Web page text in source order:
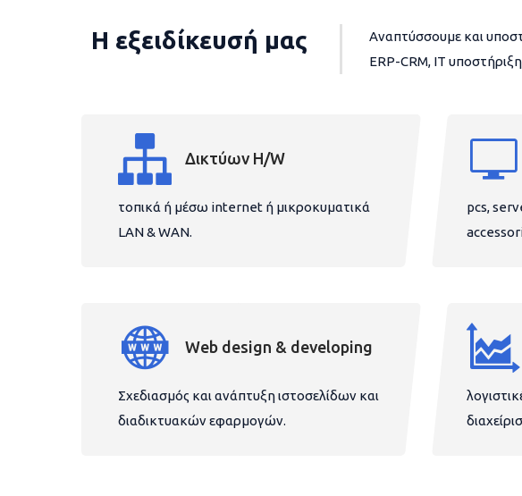
Η εξειδίκευσή μας
Αναπτύσσουμε και
ERP-CRM, IT
Δικτύων H/W
τοπικά ή μέσω internet ή μικροκυματικά
LAN & WAN.
pcs,
Web design & developing
Σχεδιασμός και ανάπτυξη ιστοσελίδων και
διαδικτυακών εφαρμογών.